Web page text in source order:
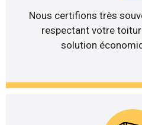
Nous certifions très
respectant votre
solution